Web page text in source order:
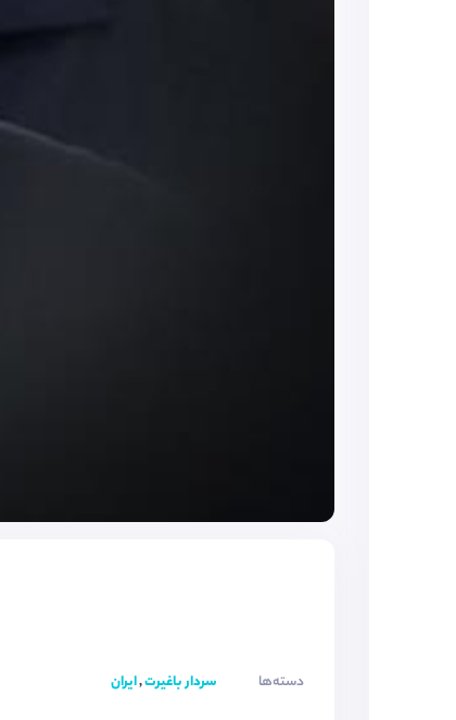
دسته‌ها سردار باغیرت,ایران